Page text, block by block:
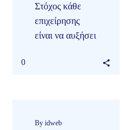
Στόχος κάθε
επιχείρησης
είναι να αυξήσει
τεχνικές για να
0
By idweb